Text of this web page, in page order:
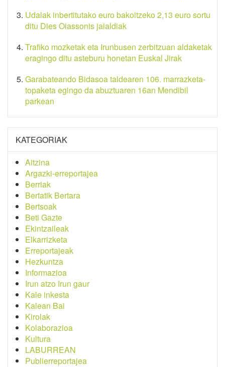
Udalak inbertitutako euro bakoitzeko 2,13 euro sortu
ditu Dies Oiassonis jaialdiak
Trafiko mozketak eta Irunbusen zerbitzuan aldaketak
eragingo ditu asteburu honetan Euskal Jirak
Garabateando Bidasoa taldearen 106. marrazketa-
topaketa egingo da abuztuaren 16an Mendibil
parkean
KATEGORIAK
Aitzina
Argazki-erreportajea
Berriak
Bertatik Bertara
Bertsoak
Beti Gazte
Ekintzaileak
Elkarrizketa
Erreportajeak
Hezkuntza
Informazioa
Irun atzo Irun gaur
Kale inkesta
Kalean Bai
Kirolak
Kolaborazioa
Kultura
LABURREAN
Publierreportajea